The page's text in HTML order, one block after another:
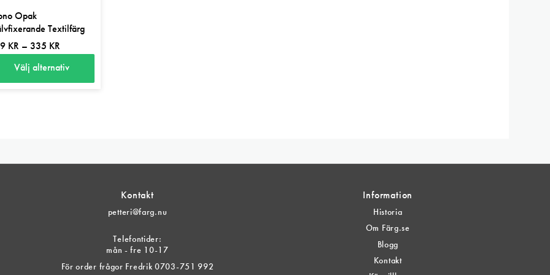
Opak
Textilfärg
KR – 335 KRPrisintervall:
159 kr
Välj alternativ
Kontakt
petteri@farg.nu
Telefontider:
mån - fre 10-17
För order frågor Fredrik 0703-751 992
Information
Historia
Om Färg.se
Blogg
Kontakt